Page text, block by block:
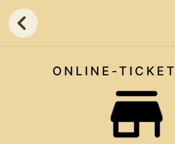
ONLINE-TICKET